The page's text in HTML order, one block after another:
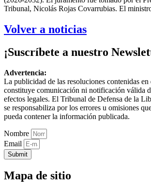
Tribunal, Nicolás Rojas Covarrubias. El
Volver a noticias
¡Suscríbete a nuestro
Advertencia:
La publicidad de las resoluciones contenidas en
constituye comunicación ni notificación válida
efectos legales. El Tribunal de Defensa de la
se responsabiliza por los errores u omisiones
pueda contener la información publicada.
Nombre
Email
Submit
Mapa de sitio